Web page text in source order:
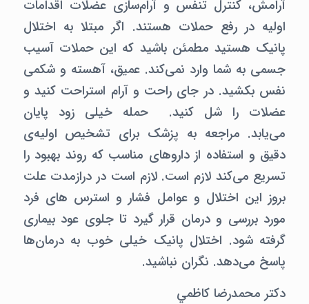
آرامش، کنترل تنفس و آرام‌سازی عضلات اقدامات
اولیه در رفع حملات هستند. اگر مبتلا به اختلال
پانیک هستید مطمئن باشید که این حملات آسیب
جسمی به شما وارد نمی‌کند. عمیق، آهسته و شکمی
نفس بکشید. در جای راحت و آرام استراحت کنید و
عضلات را شل کنید. حمله خیلی زود پایان
می‌یابد. مراجعه به پزشک برای تشخیص اولیه‌ی
دقیق و استفاده از داروهای مناسب که روند بهبود را
تسریع می‌کند لازم است. لازم است در درازمدت علت
بروز این اختلال و عوامل فشار و استرس ‌های فرد
مورد بررسی و درمان قرار گیرد تا جلوی عود بیماری
گرفته شود. اختلال پانیک خیلی خوب به درمان‌ها
پاسخ می‌دهد. نگران نباشید.
دکتر محمدرضا کاظمي